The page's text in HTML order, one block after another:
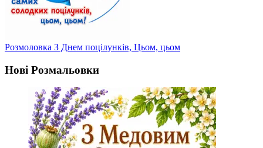
Розмоловка З Днем поцілунків, Цьом, цьом
Нові Розмальовки